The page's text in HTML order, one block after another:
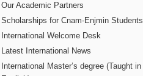
Our Academic Partners
Scholarships for Cnam-Enjmin Students
International Welcome Desk
Latest International News
International Master’s degree (Taught in